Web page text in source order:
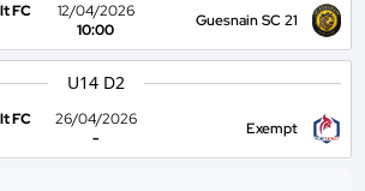
FC
12/04/2026
10:00
Guesnain SC 21
U14 D2
FC
26/04/2026
-
Exempt